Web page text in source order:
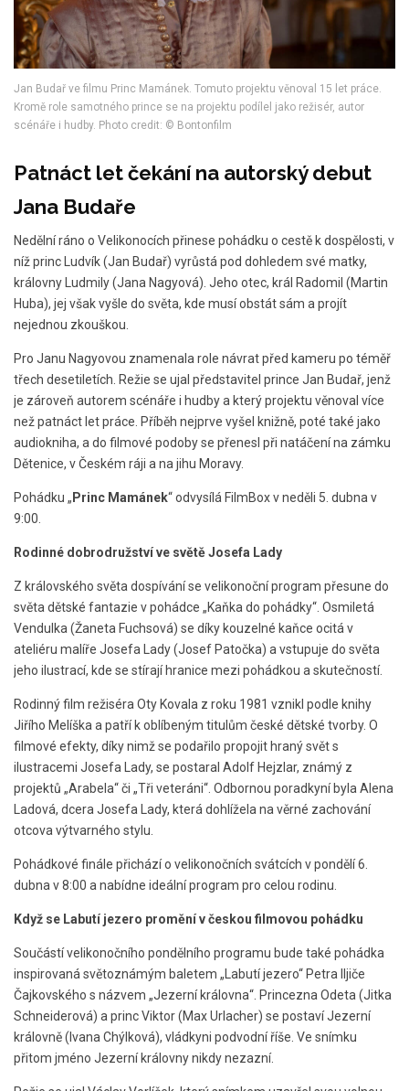
Jan Budař ve filmu Princ Mamánek. Tomuto projektu věnoval 15 let práce.
Kromě role samotného prince se na projektu podílel jako režisér, autor
scénáře i hudby. Photo credit: © Bontonfilm
Patnáct let čekání na autorský debut
Jana Budaře
Nedělní ráno o Velikonocích přinese pohádku o cestě k dospělosti, v
níž princ Ludvík (Jan Budař) vyrůstá pod dohledem své matky,
královny Ludmily (Jana Nagyová). Jeho otec, král Radomil (Martin
Huba), jej však vyšle do světa, kde musí obstát sám a projít
nejednou zkouškou.
Pro Janu Nagyovou znamenala role návrat před kameru po téměř
třech desetiletích. Režie se ujal představitel prince Jan Budař, jenž
je zároveň autorem scénáře i hudby a který projektu věnoval více
než patnáct let práce. Příběh nejprve vyšel knižně, poté také jako
audiokniha, a do filmové podoby se přenesl při natáčení na zámku
Dětenice, v Českém ráji a na jihu Moravy.
Pohádku „ Princ Mamánek“ odvysílá FilmBox v neděli 5. dubna v
9:00.
Rodinné dobrodružství ve světě Josefa Lady
Z královského světa dospívání se velikonoční program přesune do
světa dětské fantazie v pohádce „Kaňka do pohádky“. Osmiletá
Vendulka (Žaneta Fuchsová) se díky kouzelné kaňce ocitá v
ateliéru malíře Josefa Lady (Josef Patočka) a vstupuje do světa
jeho ilustrací, kde se stírají hranice mezi pohádkou a skutečností.
Rodinný film režiséra Oty Kovala z roku 1981 vznikl podle knihy
Jiřího Melíška a patří k oblíbeným titulům české dětské tvorby. O
filmové efekty, díky nimž se podařilo propojit hraný svět s
ilustracemi Josefa Lady, se postaral Adolf Hejzlar, známý z
projektů „Arabela“ či „Tři veteráni“. Odbornou poradkyní byla Alena
Ladová, dcera Josefa Lady, která dohlížela na věrné zachování
otcova výtvarného stylu.
Pohádkové finále přichází o velikonočních svátcích v pondělí 6.
dubna v 8:00 a nabídne ideální program pro celou rodinu.
Když se Labutí jezero promění v českou filmovou pohádku
Součástí velikonočního pondělního programu bude také pohádka
inspirovaná světoznámým baletem „Labutí jezero“ Petra Iljiče
Čajkovského s názvem „Jezerní královna“. Princezna Odeta (Jitka
Schneiderová) a princ Viktor (Max Urlacher) se postaví Jezerní
královně (Ivana Chýlková), vládkyni podvodní říše. Ve snímku
přitom jméno Jezerní královny nikdy nezazní.